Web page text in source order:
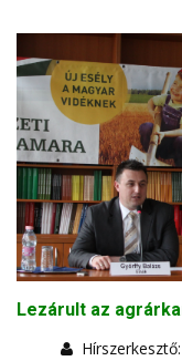
Lezárult az